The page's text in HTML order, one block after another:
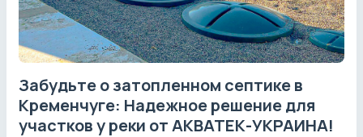
Забудьте о затопленном септике в
Кременчуге: Надежное решение для
участков у реки от АКВАТЕК-УКРАИНА!